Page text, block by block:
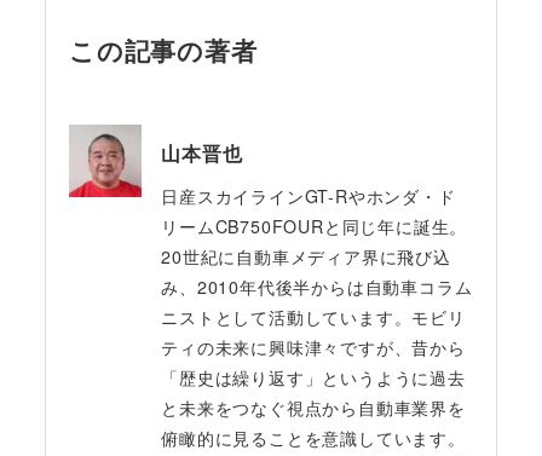
この記事の著者
山本晋也
日産スカイラインGT-Rやホンダ・ド
リームCB750FOURと同じ年に誕生。
20世紀に自動車メディア界に飛び込
み、2010年代後半からは自動車コラム
ニストとして活動しています。モビリ
ティの未来に興味津々ですが、昔から
「歴史は繰り返す」というように過去
と未来をつなぐ視点から自動車業界を
俯瞰的に見ることを意識しています。